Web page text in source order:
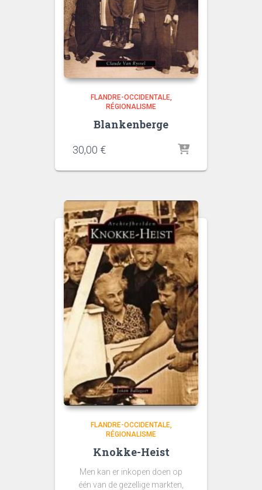
FLANDRE-OCCIDENTALE
RÉGIONALISME
Blankenberge
30,00 €
FLANDRE-OCCIDENTALE
RÉGIONALISME
Knokke-Heist
Men kan er inkopen doen op
één van de gezellige markten,